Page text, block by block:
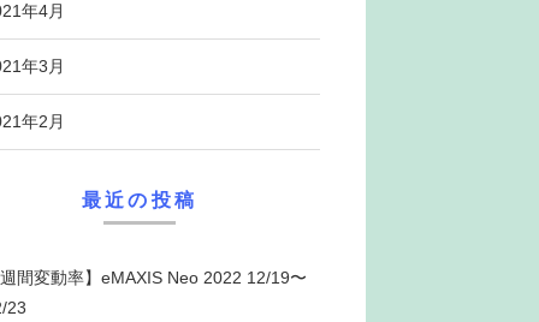
年4月
年3月
年2月
最近の投稿
週間変動率】eMAXIS Neo 2022 12/19〜
23